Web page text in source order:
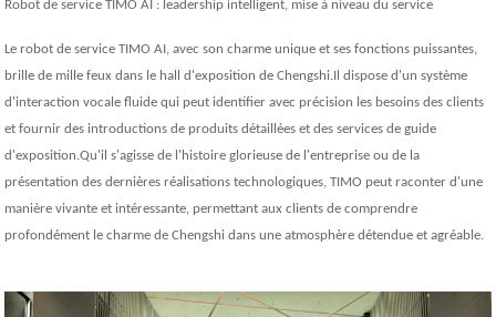
Robot de service TIMO AI : leadership intelligent, mise à niveau du service
Le robot de service TIMO AI, avec son charme unique et ses fonctions puissantes,
brille de mille feux dans le hall d'exposition de Chengshi.Il dispose d'un système
d'interaction vocale fluide qui peut identifier avec précision les besoins des clients
et fournir des introductions de produits détaillées et des services de guide
d'exposition.Qu'il s'agisse de l'histoire glorieuse de l'entreprise ou de la
présentation des dernières réalisations technologiques, TIMO peut raconter d'une
manière vivante et intéressante, permettant aux clients de comprendre
profondément le charme de Chengshi dans une atmosphère détendue et agréable.